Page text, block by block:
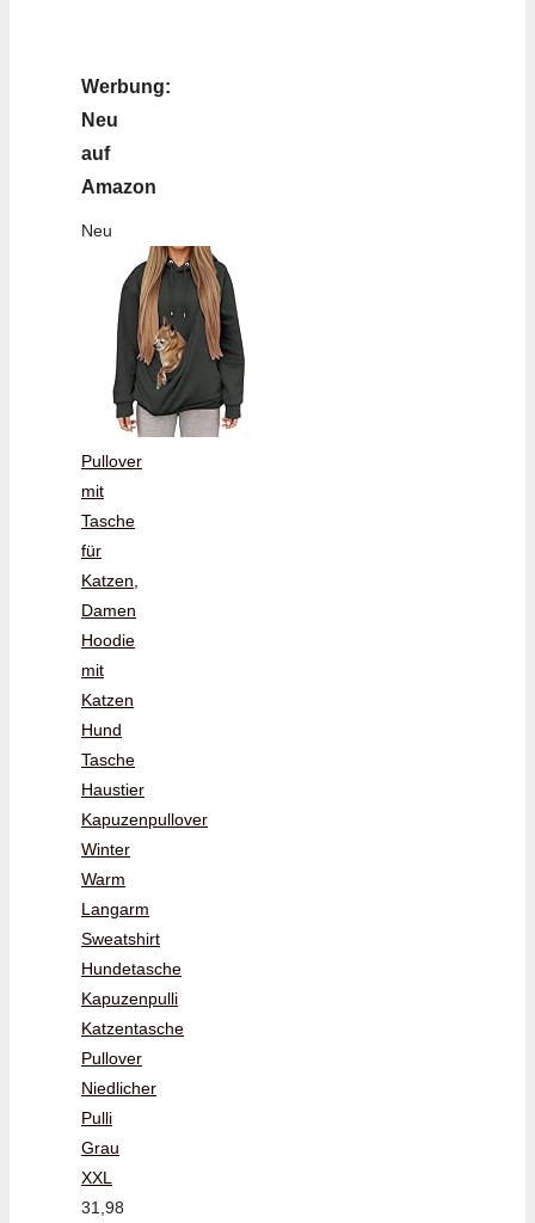
Werbung:
Neu
auf
Amazon
Neu
Pullover
mit
Tasche
für
Katzen,
Damen
Hoodie
mit
Katzen
Hund
Tasche
Haustier
Kapuzenpullover
Winter
Warm
Langarm
Sweatshirt
Hundetasche
Kapuzenpulli
Katzentasche
Pullover
Niedlicher
Pulli
Grau
XXL
31,98